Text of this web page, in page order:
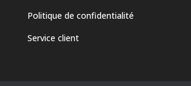
Politique de confidentialité
Service client